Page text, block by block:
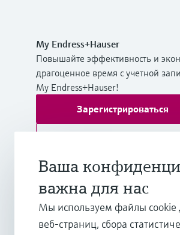
My Endress+Hauser
Повышайте эффективность и
драгоценное время с учетной
My Endress+Hauser!
Зарегистрироваться
Дополнительная информация
ТОО "Эндресс+Хаузер
Казахстан
+7 727 356 0515
Ваша
важна для нас
Мы используем файлы cookie
веб-страниц, сбора